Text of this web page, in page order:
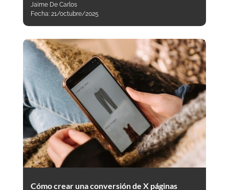
Jaime De Carlos
Fecha: 21/octubre/2025
Cómo crear una conversión de X páginas